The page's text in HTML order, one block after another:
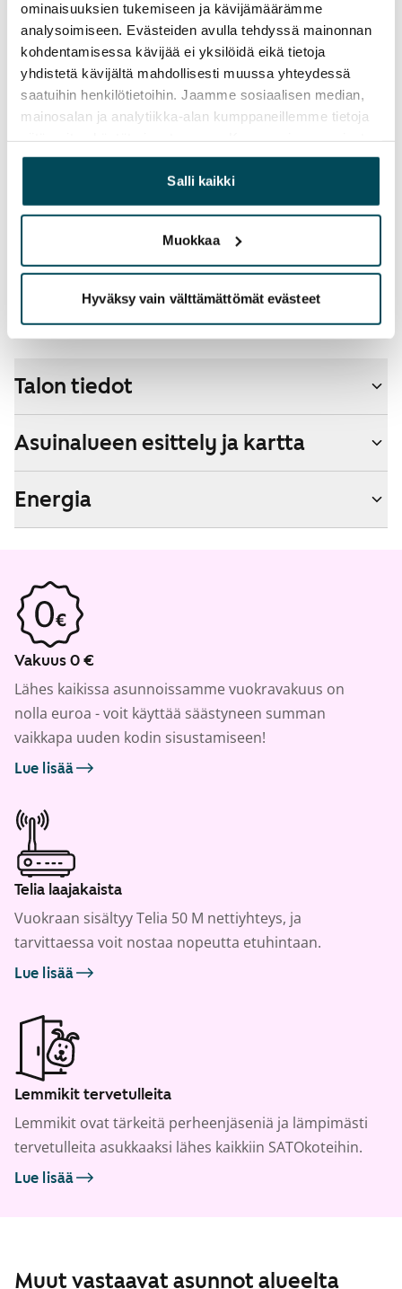
ominaisuuksien tukemiseen ja kävijämäärämme
analysoimiseen. Evästeiden avulla tehdyssä mainonnan
kohdentamisessa kävijää ei yksilöidä eikä tietoja
yhdistetä kävijältä mahdollisesti muussa yhteydessä
saatuihin henkilötietoihin. Jaamme sosiaalisen median,
mainosalan ja analytiikka-alan kumppaneillemme tietoja
yhdistää näitä tietoja muihin tietoihin, joita olet antanut
heille tai joita on kerätty, kun olet käyttänyt heidän
palvelujaan.
Salli kaikki
Muokkaa
Hyväksy vain välttämättömät evästeet
27 €/hlö/kk
Sähkömaksu
Vuokralainen solmii itse sähkösopimuksen.
Laajakaista
Vuokraan sisältyy 50 M laajakaistaliittymä. Voit hankkia
Savuton talo
Talon tiedot
Asuinalueen esittely ja kartta
Energia
Vakuus 0 €
Lähes kaikissa asunnoissamme vuokravakuus on
nolla euroa - voit käyttää säästyneen summan
vaikkapa uuden kodin sisustamiseen!
Lue lisää
Telia laajakaista
Vuokraan sisältyy Telia 50 M nettiyhteys, ja
tarvittaessa voit nostaa nopeutta etuhintaan.
Lue lisää
Lemmikit tervetulleita
Lemmikit ovat tärkeitä perheenjäseniä ja lämpimästi
tervetulleita asukkaaksi lähes kaikkiin SATOkoteihin.
Lue lisää
Muut vastaavat asunnot alueelta